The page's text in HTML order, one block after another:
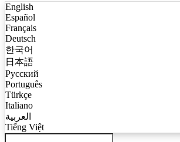
English
Español
Français
Deutsch
한국어
日本語
Русский
Português
Türkçe
Italiano
العربية
Tiếng Việt